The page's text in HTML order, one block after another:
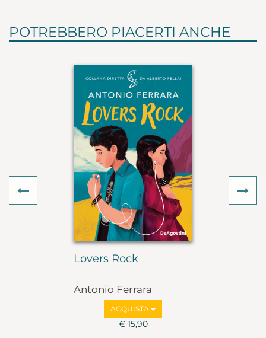
POTREBBERO PIACERTI ANCHE
Lovers Rock
Antonio Ferrara
ACQUISTA
€ 15,90
Previous